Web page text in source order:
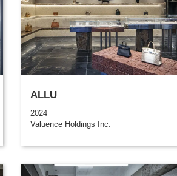
ALLU
2024
Valuence Holdings Inc.